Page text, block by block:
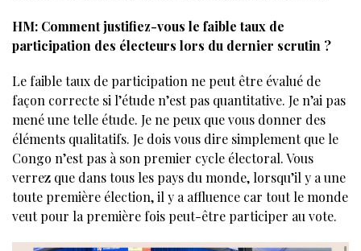
HM: Comment justifiez-vous le faible taux de
participation des électeurs lors du dernier scrutin ?
Le faible taux de participation ne peut être évalué de
façon correcte si l’étude n’est pas quantitative. Je n’ai pas
mené une telle étude. Je ne peux que vous donner des
éléments qualitatifs. Je dois vous dire simplement que le
Congo n’est pas à son premier cycle électoral. Vous
verrez que dans tous les pays du monde, lorsqu’il y a une
toute première élection, il y a affluence car tout le monde
veut pour la première fois peut-être participer au vote.